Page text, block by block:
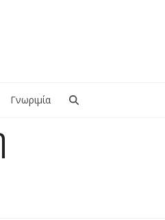
Γνωριμία